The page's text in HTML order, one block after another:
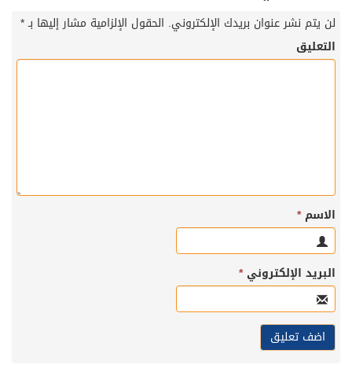
لن يتم نشر عنوان بريدك الإلكتروني. الحقول الإلزامية مشار إليها بـ*
التعليق
الاسم*
البريد الإلكتروني*